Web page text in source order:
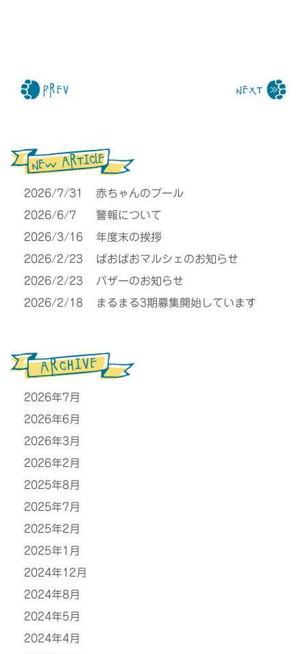
2026/7/31
赤ちゃんのプール
2026/6/7
警報について
2026/3/16
年度末の挨拶
2026/2/23
ぱおぱおマルシェのお知らせ
2026/2/23
バザーのお知らせ
2026/2/18
まるまる3期募集開始しています
2026年7月
2026年6月
2026年3月
2026年2月
2025年8月
2025年7月
2025年2月
2025年1月
2024年12月
2024年8月
2024年5月
2024年4月